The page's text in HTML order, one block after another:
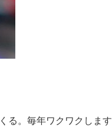
る。毎年ワクワクします